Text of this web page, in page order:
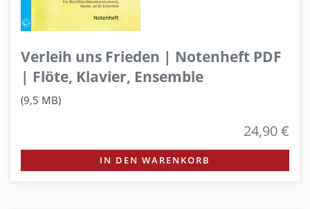
Verleih uns Frieden | Notenheft PDF
| Flöte, Klavier, Ensemble
(9,5 MB)
24,90 €
IN DEN WARENKORB